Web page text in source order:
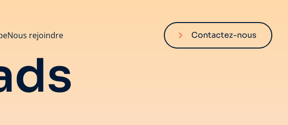
Nous rejoindre Contactez-nous